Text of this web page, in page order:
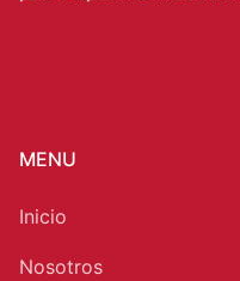
MENU
Inicio
Nosotros